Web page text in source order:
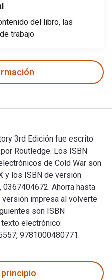
del libro, las
trabajo
3rd Edición fue escrito
Routledge. Los ISBN
de Cold War son
y los ISBN de versión
Ahorra hasta
versión impresa al volverte
son ISBN
electrónico:
9781000480771.